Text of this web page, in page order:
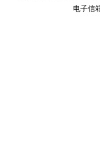
电子信